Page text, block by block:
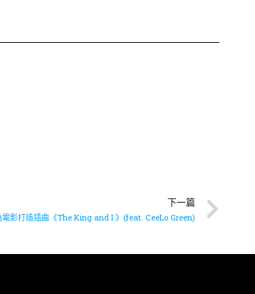
下一篇
影打造插曲《The King and I 》(feat. CeeLo Green)